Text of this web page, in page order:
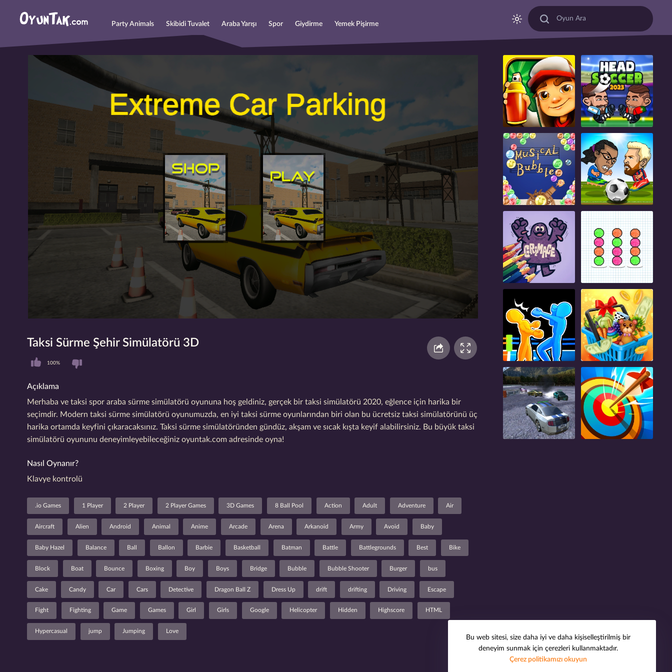
Party Animals Skibidi Tuvalet Araba Yarışı Spor Giydirme Yemek Pişirme
Taksi Sürme Şehir Simülatörü 3D
100%
Açıklama
Merhaba ve taksi spor araba sürme simülatörü oyununa hoş geldiniz, gerçek bir taksi simülatörü 2020, eğlence için harika bir
seçimdir. Modern taksi sürme simülatörü oyunumuzda, en iyi taksi sürme oyunlarından biri olan bu ücretsiz taksi simülatörünü üç
harika ortamda keyfini çıkaracaksınız. Taksi sürme simülatöründen gündüz, akşam ve sıcak kışta keyif alabilirsiniz. Bu büyük taksi
simülatörü oyununu deneyimleyebileceğiniz oyuntak.com adresinde oyna!
Nasıl Oynanır?
Klavye kontrolü
.io Games 1 Player 2 Player 2 Player Games 3D Games 8 Ball Pool Action Adult Adventure Air
Aircraft Alien Android Animal Anime Arcade Arena Arkanoid Army Avoid Baby
Baby Hazel Balance Ball Ballon Barbie Basketball Batman Battle Battlegrounds Best Bike
Block Boat Bounce Boxing Boy Boys Bridge Bubble Bubble Shooter Burger bus
Cake Candy Car Cars Detective Dragon Ball Z Dress Up drift drifting Driving Escape
Fight Fighting Game Games Girl Girls Google Helicopter Hidden Highscore HTML
Hypercasual jump Jumping Love
Bu web sitesi, size daha iyi ve daha kişiselleştirilmiş bir
deneyim sunmak için çerezleri kullanmaktadır.
Çerez politikamızı okuyun